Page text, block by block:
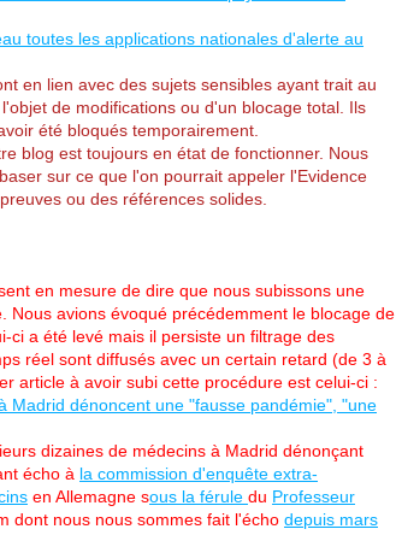
toutes les applications nationales d'alerte au
en lien avec des sujets sensibles ayant trait au
de modifications ou d'un blocage total. Ils
été bloqués temporairement.
blog est toujours en état de fonctionner. Nous
sur ce que l'on pourrait appeler l'Evidence
ou des références solides.
en mesure de dire que nous subissons une
Nous avions évoqué précédemment le blocage de
ci a été levé mais il persiste un filtrage des
réel sont diffusés avec un certain retard (de 3 à
article à avoir subi cette procédure est celui-ci :
Madrid dénoncent une "fausse pandémie", "une
dizaines de médecins à Madrid dénonçant
écho à la commission d'enquête extra-
en Allemagne sous la férule du Professeur
dont nous nous sommes fait l'écho depuis mars